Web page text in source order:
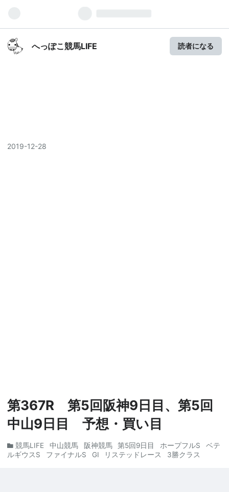
へっぽこ競馬LIFE 読者になる
2019-12-28
第367R 第5回阪神9日目、第5回
中山9日目 予想・買い目
競馬LIFE 中山競馬 阪神競馬 第5回9日目 ホープフルS
ベテ
ルギウスS
ファイナルS GⅠ リステッドレース 3勝クラス